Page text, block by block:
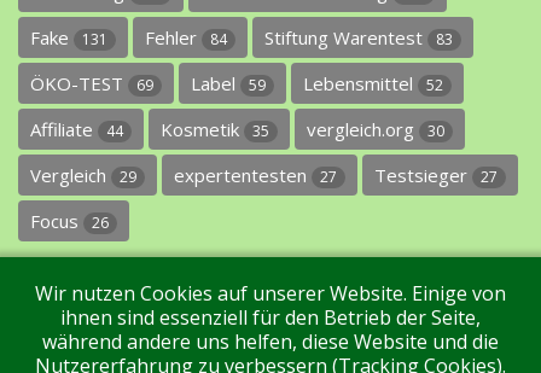
Fake 131 Fehler 84 Stiftung Warentest 83
ÖKO-TEST 69 Label 59 Lebensmittel 52
Affiliate 44 Kosmetik 35 vergleich.org 30
Vergleich 29 expertentesten 27 Testsieger 27
Focus 26
Wir nutzen Cookies auf unserer Website. Einige von
ihnen sind essenziell für den Betrieb der Seite,
während andere uns helfen, diese Website und die
Nutzererfahrung zu verbessern (Tracking Cookies).